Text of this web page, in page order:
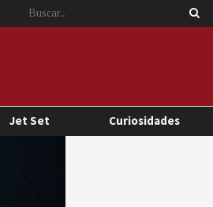
Jet Set Curiosidades